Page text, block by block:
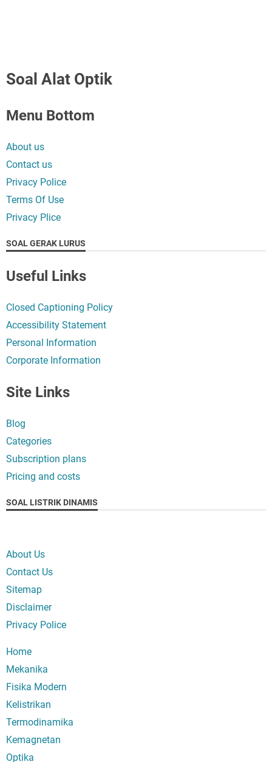
Soal Alat Optik
Menu Bottom
About us
Contact us
Privacy Police
Terms Of Use
Privacy Plice
SOAL GERAK LURUS
Useful Links
Closed Captioning Policy
Accessibility Statement
Personal Information
Corporate Information
Site Links
Blog
Categories
Subscription plans
Pricing and costs
SOAL LISTRIK DINAMIS
About Us
Contact Us
Sitemap
Disclaimer
Privacy Police
Home
Mekanika
Fisika Modern
Kelistrikan
Termodinamika
Kemagnetan
Optika